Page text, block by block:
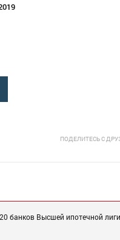
ПОДЕЛИТЕСЬ С
банков Высшей ипотечной